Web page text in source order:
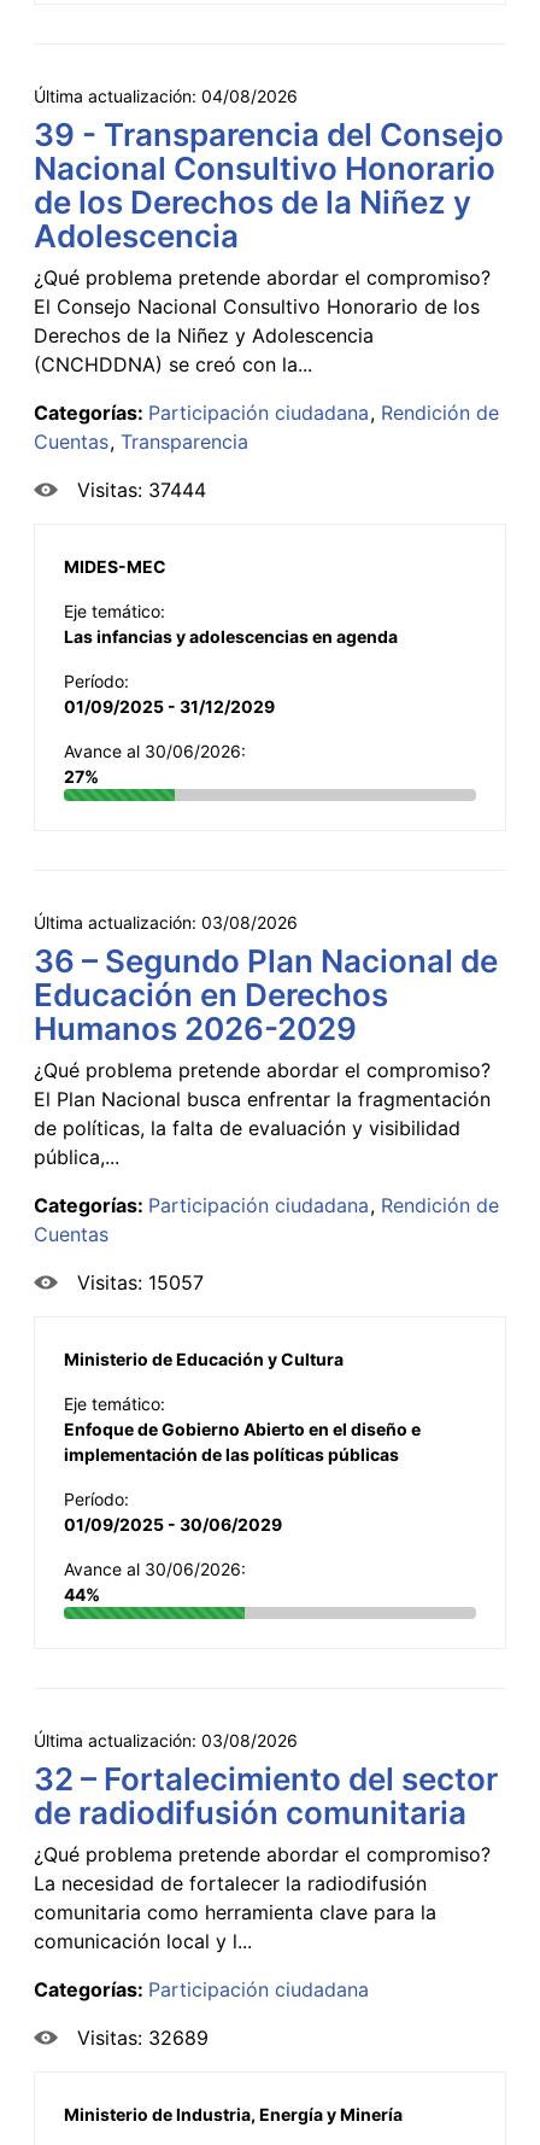
Última actualización: 04/08/2026
39 - Transparencia del Consejo
Nacional Consultivo Honorario
de los Derechos de la Niñez y
Adolescencia
¿Qué problema pretende abordar el compromiso?
El Consejo Nacional Consultivo Honorario de los
Derechos de la Niñez y Adolescencia
(CNCHDDNA) se creó con la...
Categorías: Participación ciudadana Rendición de
Cuentas Transparencia
Visitas: 37444
MIDES-MEC
Eje temático:
Las infancias y adolescencias en agenda
Período:
01/09/2025 - 31/12/2029
Avance al 30/06/2026:
27%
Última actualización: 03/08/2026
36 – Segundo Plan Nacional de
Educación en Derechos
Humanos 2026-2029
¿Qué problema pretende abordar el compromiso?
El Plan Nacional busca enfrentar la fragmentación
de políticas, la falta de evaluación y visibilidad
pública,...
Categorías: Participación ciudadana Rendición de
Cuentas
Visitas: 15057
Ministerio de Educación y Cultura
Eje temático:
Enfoque de Gobierno Abierto en el diseño e
implementación de las políticas públicas
Período:
01/09/2025 - 30/06/2029
Avance al 30/06/2026:
44%
Última actualización: 03/08/2026
32 – Fortalecimiento del sector
de radiodifusión comunitaria
¿Qué problema pretende abordar el compromiso?
La necesidad de fortalecer la radiodifusión
comunitaria como herramienta clave para la
comunicación local y l...
Categorías: Participación ciudadana
Visitas: 32689
Ministerio de Industria, Energía y Minería